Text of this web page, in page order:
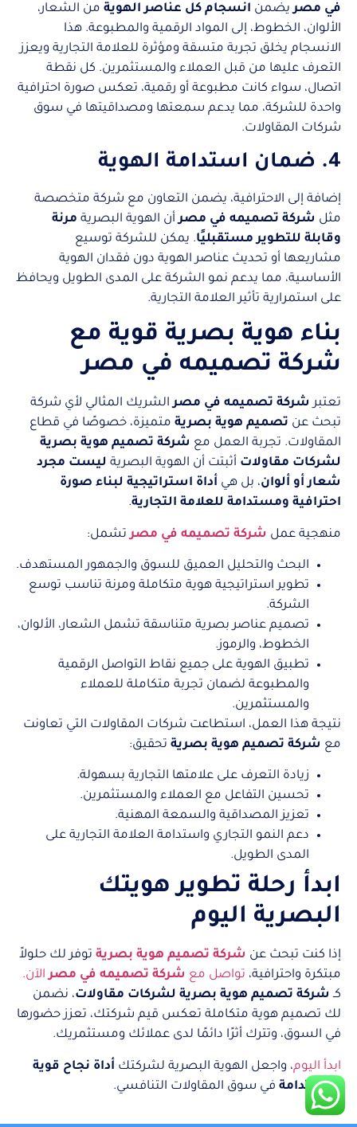
في مصريضمن انسجام كل عناصر الهوية من الشعار،
الألوان، الخطوط، إلى المواد الرقمية والمطبوعة. هذا
الانسجام يخلق تجربة متسقة ومؤثرة للعلامة التجارية ويعزز
التعرف عليها من قبل العملاء والمستثمرين. كل نقطة
اتصال، سواء كانت مطبوعة أو رقمية، تعكس صورة احترافية
واحدة للشركة، مما يدعم سمعتها ومصداقيتها في سوق
شركات المقاولات.
4. ضمان استدامة الهوية
إضافة إلى الاحترافية، يضمن التعاون مع شركة متخصصة
مثل شركة تصميمه في مصرأن الهوية البصرية مرنة
وقابلة للتطوير مستقبليًا. يمكن للشركة توسيع
مشاريعها أو تحديث عناصر الهوية دون فقدان الهوية
الأساسية، مما يدعم نمو الشركة على المدى الطويل ويحافظ
على استمرارية تأثير العلامة التجارية.
بناء هوية بصرية قوية مع
شركة تصميمه في مصر
تعتبر شركة تصميمه في مصرالشريك المثالي لأي شركة
تبحث عن تصميم هوية بصرية متميزة، خصوصًا في قطاع
المقاولات. تجربة العمل مع شركة تصميم هوية بصرية
لشركات مقاولات أثبتت أن الهوية البصرية ليست مجرد
شعار أو ألوان، بل هي أداة استراتيجية لبناء صورة
احترافية ومستدامة للعلامة التجارية.
منهجية عمل شركة تصميمه في مصرتشمل:
البحث والتحليل العميق للسوق والجمهور المستهدف.
تطوير استراتيجية هوية متكاملة ومرنة تناسب توسع
الشركة.
تصميم عناصر بصرية متناسقة تشمل الشعار، الألوان،
الخطوط، والرموز.
تطبيق الهوية على جميع نقاط التواصل الرقمية
والمطبوعة لضمان تجربة متكاملة للعملاء
والمستثمرين.
نتيجة هذا العمل، استطاعت شركات المقاولات التي تعاونت
مع شركة تصميم هوية بصرية تحقيق:
زيادة التعرف على علامتها التجارية بسهولة.
تحسين التفاعل مع العملاء والمستثمرين.
تعزيز المصداقية والسمعة المهنية.
دعم النمو التجاري واستدامة العلامة التجارية على
المدى الطويل.
ابدأ رحلة تطوير هويتك
البصرية اليوم
إذا كنت تبحث عن شركة تصميم هوية بصرية توفر لك حلولاً
مبتكرة واحترافية، تواصل مع شركة تصميمه في مصرالآن.
كـ شركة تصميم هوية بصرية لشركات مقاولات، نضمن
لك تصميم هوية متكاملة تعكس قيم شركتك، تعزز حضورها
في السوق، وتترك أثرًا دائمًا لدى عملائك ومستثمريك.
ابدأ اليوم، واجعل الهوية البصرية لشركتك أداة نجاح قوية
ومستدامة في سوق المقاولات التنافسي.